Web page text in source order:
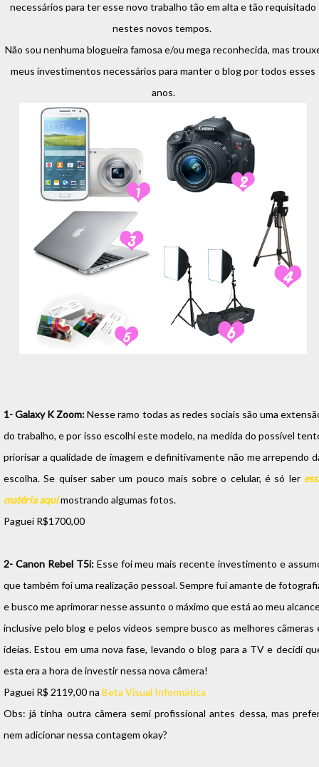
necessários para ter esse novo trabalho tão em alta e tão requisitado
nestes novos tempos.
Não sou nenhuma blogueira famosa e/ou mega reconhecida, mas
meus investimentos necessários para manter o blog por todos esses
anos.
1- Galaxy K Zoom:Nesse ramo todas as redes sociais são uma
do trabalho, e por isso escolhi este modelo, na medida do possível
priorisar a qualidade de imagem e definitivamente não me arrependo
escolha. Se quiser saber um pouco mais sobre o celular, é só ler
matéria aquimostrando algumas fotos.
Paguei R$1700,00
2- Canon Rebel T5i: Esse foi meu mais recente investimento e
que também foi uma realização pessoal. Sempre fui amante de
e busco me aprimorar nesse assunto o máximo que está ao meu
inclusive pelo blog e pelos vídeos sempre busco as melhores câmeras
ideias. Estou em uma nova fase, levando o blog para a TV e decidi
esta era a hora de investir nessa nova câmera!
Paguei R$ 2119,00 na Beta Visual Informática
Obs: já tinha outra câmera semi profissional antes dessa, mas
nem adicionar nessa contagem okay?